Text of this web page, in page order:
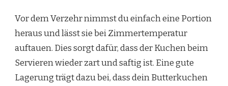
Vor dem Verzehr nimmst du einfach eine Portion
heraus und lässt sie bei Zimmertemperatur
auftauen. Dies sorgt dafür, dass der Kuchen beim
Servieren wieder zart und saftig ist. Eine gute
Lagerung trägt dazu bei, dass dein Butterkuchen